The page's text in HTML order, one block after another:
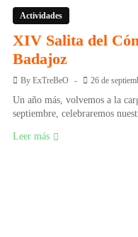
Actividades
XIV Salita del
Badajoz
By ExTreBeO 26 de
Un año más, volvemos a la
septiembre, celebraremos
Leer más